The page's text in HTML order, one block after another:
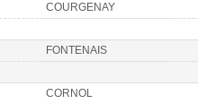
COURGENAY
FONTENAIS
CORNOL